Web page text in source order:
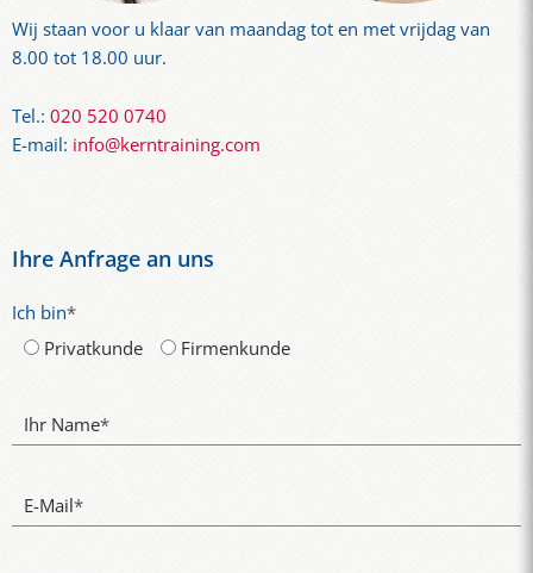
Wij staan ​​voor u klaar van maandag tot en met vrijdag van
8.00 tot 18.00 uur.
Tel.: 020 520 0740
E-mail: info@kerntraining.com
Ihre Anfrage an uns
Ich bin*
Privatkunde
Firmenkunde
Ihr Name*
E-Mail*